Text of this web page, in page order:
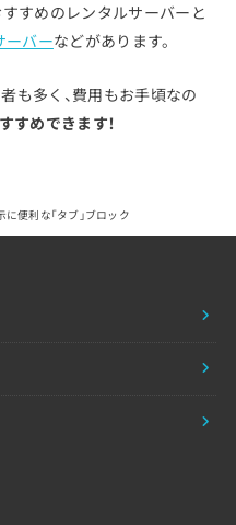
すめのレンタルサーバーと
ーバーなどがあります。
も多く、費用もお手頃なの
めできます！
便利な「タブ」ブロック